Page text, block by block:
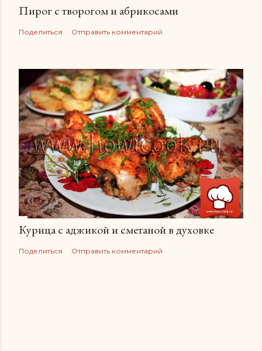
Пирог с творогом и абрикосами
Поделиться Отправить комментарий
Курица с аджикой и сметаной в духовке
Поделиться Отправить комментарий